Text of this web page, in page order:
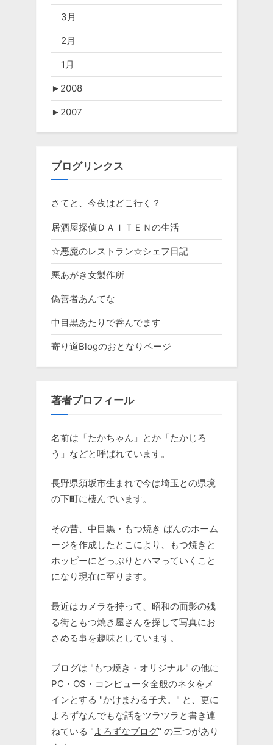
3月
2月
1月
► 2008
► 2007
ブログリンクス
さてと、今夜はどこ行く？
居酒屋探偵ＤＡＩＴＥＮの生活
☆悪魔のレストラン☆シェフ日記
悪あがき女製作所
偽善者あんてな
中目黒あたりで呑んでます
寄り道Blogのおとなりページ
著者プロフィール
名前は「たかちゃん」とか「たかじろ
う」などと呼ばれています。
長野県須坂市生まれで今は埼玉との県境
の下町に棲んでいます。
その昔、中目黒・もつ焼き ばんのホーム
ージを作成したとこにより、もつ焼きと
ホッピーにどっぷりとハマっていくこと
になり現在に至ります。
最近はカメラを持って、昭和の面影の残
る街ともつ焼き屋さんを探して写真にお
さめる事を趣味としています。
ブログは " もつ焼き・オリジナル" の他に
PC・OS・コンピュータ全般のネタをメ
インとする "かけまわる子犬。 " と、更に
よろずなんでもな話をツラツラと書き連
ねている "よろずなブログ" の三つがあり